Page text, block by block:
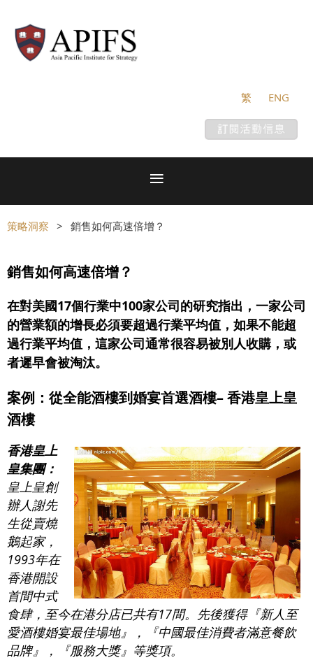
繁 ENG
策略洞察 銷售如何高速倍增？
銷售如何高速倍增？
在對美國17個行業中100家公司的研究指出，一家公司
的營業額的增長必須要超過行業平均值，如果不能超
過行業平均值，這家公司通常很容易被別人收購，或
者遲早會被淘汰。
案例：從全能酒樓到婚宴首選酒樓– 香港皇上皇
酒樓
香港皇上
皇集團：
皇上皇創
辦人謝先
生從賣燒
鵝起家，
1993年在
香港開設
首間中式
食肆，至今在港分店已共有17間。先後獲得『新人至
愛酒樓婚宴最佳場地』，『中國最佳消費者滿意餐飲
品牌』，『服務大獎』等獎項。